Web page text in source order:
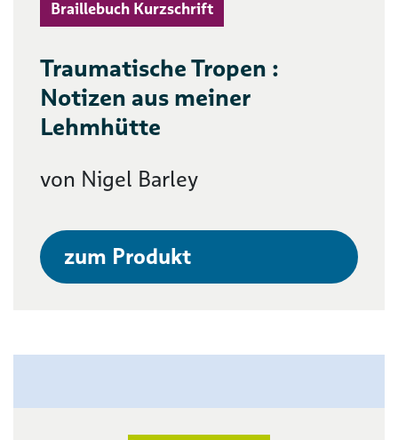
Braillebuch Kurzschrift
Traumatische Tropen :
Notizen aus meiner
Lehmhütte
von Nigel Barley
zum Produkt